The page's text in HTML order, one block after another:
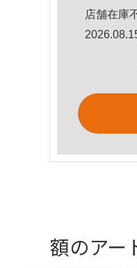
店舗在庫
額のアー